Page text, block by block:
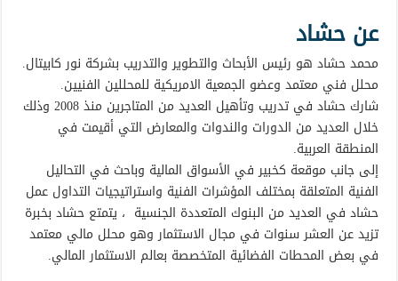
عن حشاد
محمد حشاد هو رئيس الأبحاث والتطوير والتدريب بشركة نور كابيتال.
محلل فني معتمد وعضو الجمعية الامريكية للمحللين الفنيين.
شارك حشاد في تدريب وتأهيل العديد من المتاجرين منذ 2008 وذلك
خلال العديد من الدورات والندوات والمعارض التي أقيمت في
المنطقة العربية.
إلى جانب موقعة كخبير في الأسواق المالية وباحث في التحاليل
الفنية المتعلقة بمختلف المؤشرات الفنية واستراتيجيات التداول عمل
حشاد في العديد من البنوك المتعددة الجنسية ، يتمتع حشاد بخبرة
تزيد عن العشر سنوات في مجال الاستثمار وهو محلل مالي معتمد
في بعض المحطات الفضائية المتخصصة بعالم الاستثمار المالي.